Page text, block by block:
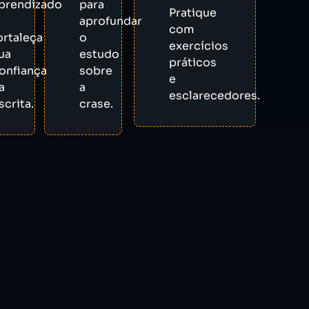
para
aprofundar
o
estudo
sobre
a
crase.
Pratique
com
exercícios
práticos
e
esclarecedores.